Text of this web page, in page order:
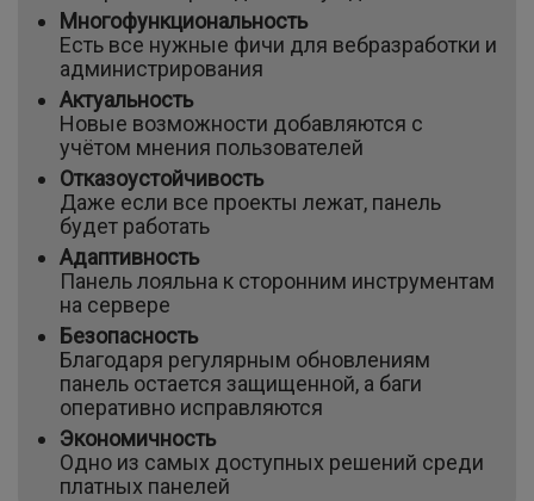
Многофункциональность
Есть все нужные фичи для вебразработки и
администрирования
Актуальность
Новые возможности добавляются с
учётом мнения пользователей
Отказоустойчивость
Даже если все проекты лежат, панель
будет работать
Адаптивность
Панель лояльна к сторонним инструментам
на сервере
Безопасность
Благодаря регулярным обновлениям
панель остается защищенной, а баги
оперативно исправляются
Экономичность
Одно из самых доступных решений среди
платных панелей